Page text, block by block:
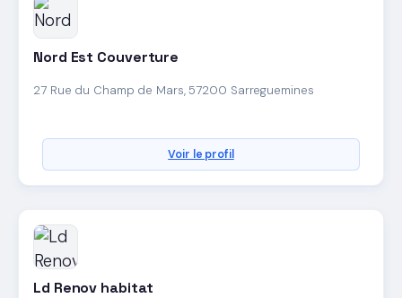
Nord Est Couverture
27 Rue du Champ de Mars, 57200 Sarreguemines
Voir le profil
Ld Renov habitat